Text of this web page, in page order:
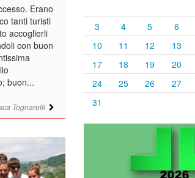
Tognarelli
Erano
tanti turisti
accoglierli
con buon
buon...
3
4 5 6
10
11 12 13
17
18 19 20
24
25 26 27
31